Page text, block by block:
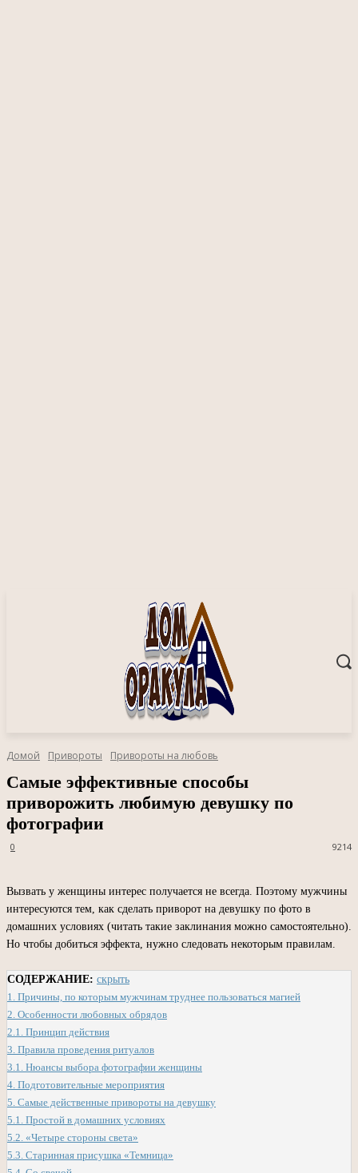
Домой Привороты Привороты на любовь
Самые эффективные способы
приворожить любимую девушку по
фотографии
9214
0
Вызвать у женщины интерес получается не всегда. Поэтому мужчины
интересуются тем, как сделать приворот на девушку по фото в
домашних условиях (читать такие заклинания можно самостоятельно).
Но чтобы добиться эффекта, нужно следовать некоторым правилам.
СОДЕРЖАНИЕ: скрыть
1. Причины, по которым мужчинам труднее пользоваться магией
2. Особенности любовных обрядов
2.1. Принцип действия
3. Правила проведения ритуалов
3.1. Нюансы выбора фотографии женщины
4. Подготовительные мероприятия
5. Самые действенные привороты на девушку
5.1. Простой в домашних условиях
5.2. «Четыре стороны света»
5.3. Старинная присушка «Темница»